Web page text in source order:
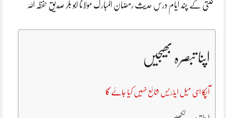
گنتی کے چند ایام درسِ حدیث رمضان المبارک مولانا ابو بکر صدیق حفظہ اللہ
اپنا تبصرہ بھیجیں
آپکا ای میل ایڈریس شائع نہیں کیا جائے گا